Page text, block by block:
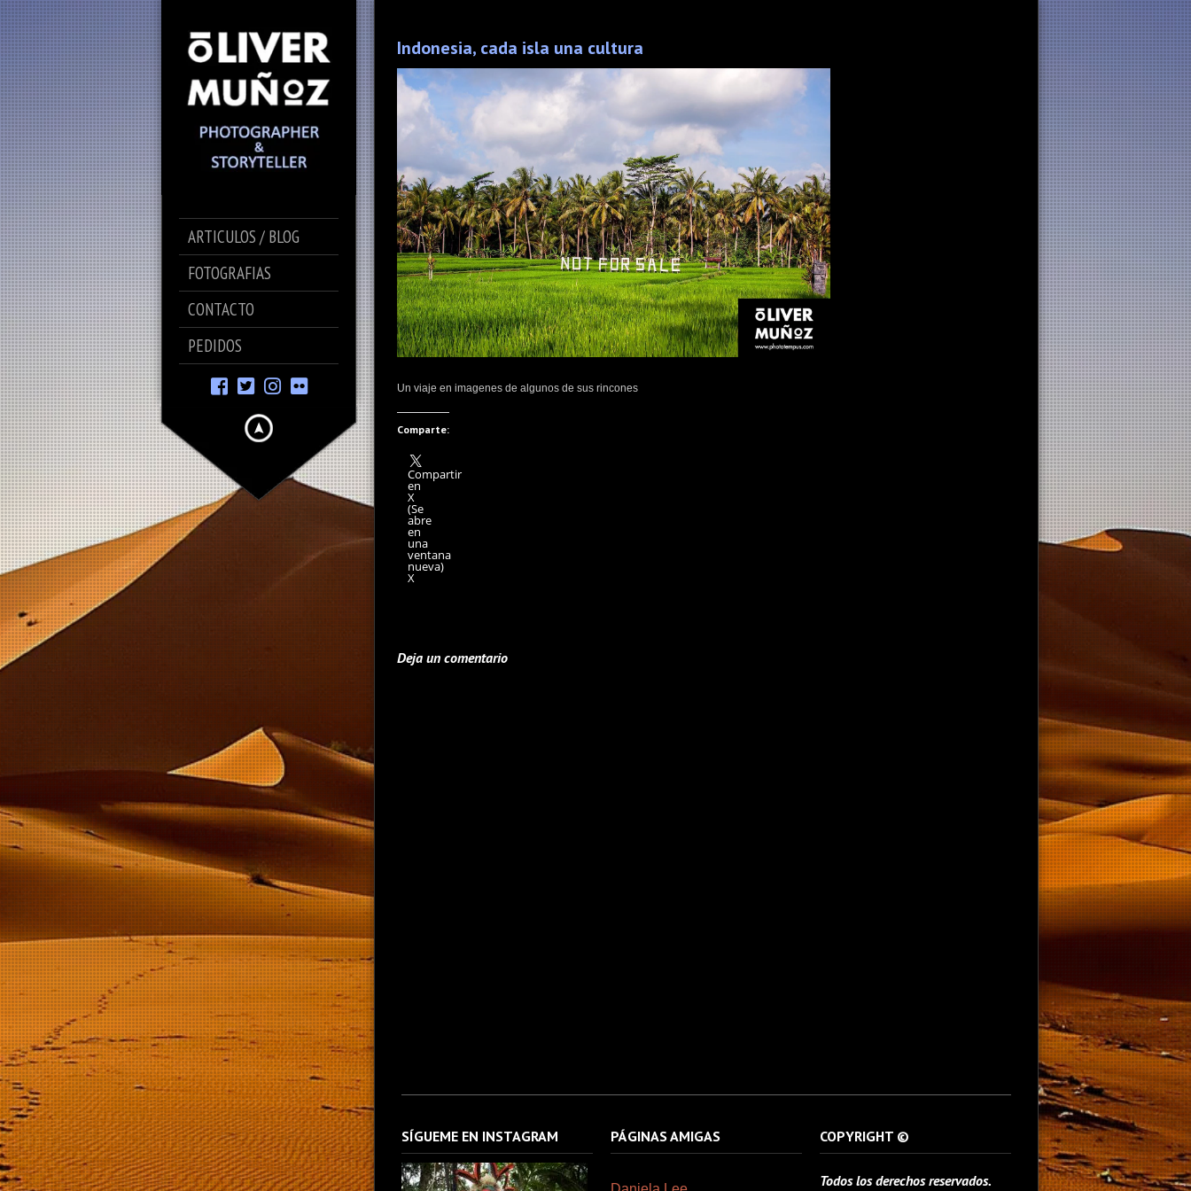
ARTICULOS / BLOG
FOTOGRAFIAS
CONTACTO
PEDIDOS
Indonesia, cada isla una cultura
Un viaje en imagenes de algunos de sus rincones
Comparte:
Compartir
en
X
(Se
abre
en
una
ventana
nueva)
X
Deja un comentario
SÍGUEME EN INSTAGRAM PÁGINAS AMIGAS COPYRIGHT ©
Todos los derechos reservados.